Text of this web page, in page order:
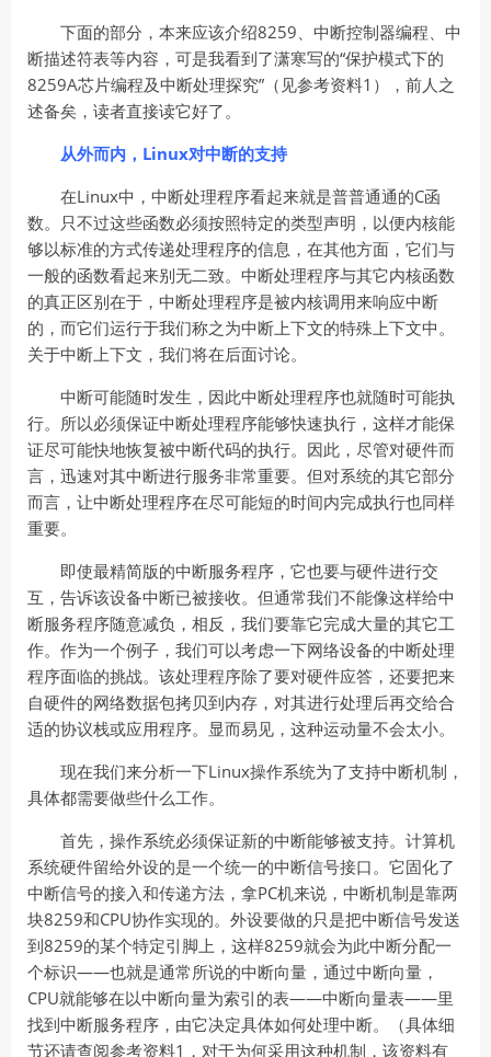
下面的部分，本来应该介绍8259、中断控制器编程、中
断描述符表等内容，可是我看到了潇寒写的“保护模式下的
8259A芯片编程及中断处理探究”（见参考资料1），前人之
述备矣，读者直接读它好了。
从外而内，Linux对中断的支持
在Linux中，中断处理程序看起来就是普普通通的C函
数。只不过这些函数必须按照特定的类型声明，以便内核能
够以标准的方式传递处理程序的信息，在其他方面，它们与
一般的函数看起来别无二致。中断处理程序与其它内核函数
的真正区别在于，中断处理程序是被内核调用来响应中断
的，而它们运行于我们称之为中断上下文的特殊上下文中。
关于中断上下文，我们将在后面讨论。
中断可能随时发生，因此中断处理程序也就随时可能执
行。所以必须保证中断处理程序能够快速执行，这样才能保
证尽可能快地恢复被中断代码的执行。因此，尽管对硬件而
言，迅速对其中断进行服务非常重要。但对系统的其它部分
而言，让中断处理程序在尽可能短的时间内完成执行也同样
重要。
即使最精简版的中断服务程序，它也要与硬件进行交
互，告诉该设备中断已被接收。但通常我们不能像这样给中
断服务程序随意减负，相反，我们要靠它完成大量的其它工
作。作为一个例子，我们可以考虑一下网络设备的中断处理
程序面临的挑战。该处理程序除了要对硬件应答，还要把来
自硬件的网络数据包拷贝到内存，对其进行处理后再交给合
适的协议栈或应用程序。显而易见，这种运动量不会太小。
现在我们来分析一下Linux操作系统为了支持中断机制，
具体都需要做些什么工作。
首先，操作系统必须保证新的中断能够被支持。计算机
系统硬件留给外设的是一个统一的中断信号接口。它固化了
中断信号的接入和传递方法，拿PC机来说，中断机制是靠两
块8259和CPU协作实现的。外设要做的只是把中断信号发送
到8259的某个特定引脚上，这样8259就会为此中断分配一
个标识——也就是通常所说的中断向量，通过中断向量，
CPU就能够在以中断向量为索引的表——中断向量表——里
找到中断服务程序，由它决定具体如何处理中断。（具体细
节还请查阅参考资料1，对于为何采用这种机制，该资料有